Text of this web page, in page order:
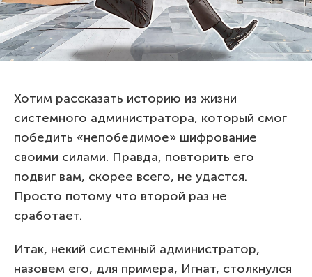
Хотим рассказать историю из жизни
системного администратора, который смог
победить «непобедимое» шифрование
своими силами. Правда, повторить его
подвиг вам, скорее всего, не удастся.
Просто потому что второй раз не
сработает.
Итак, некий системный администратор,
назовем его, для примера, Игнат, столкнулся